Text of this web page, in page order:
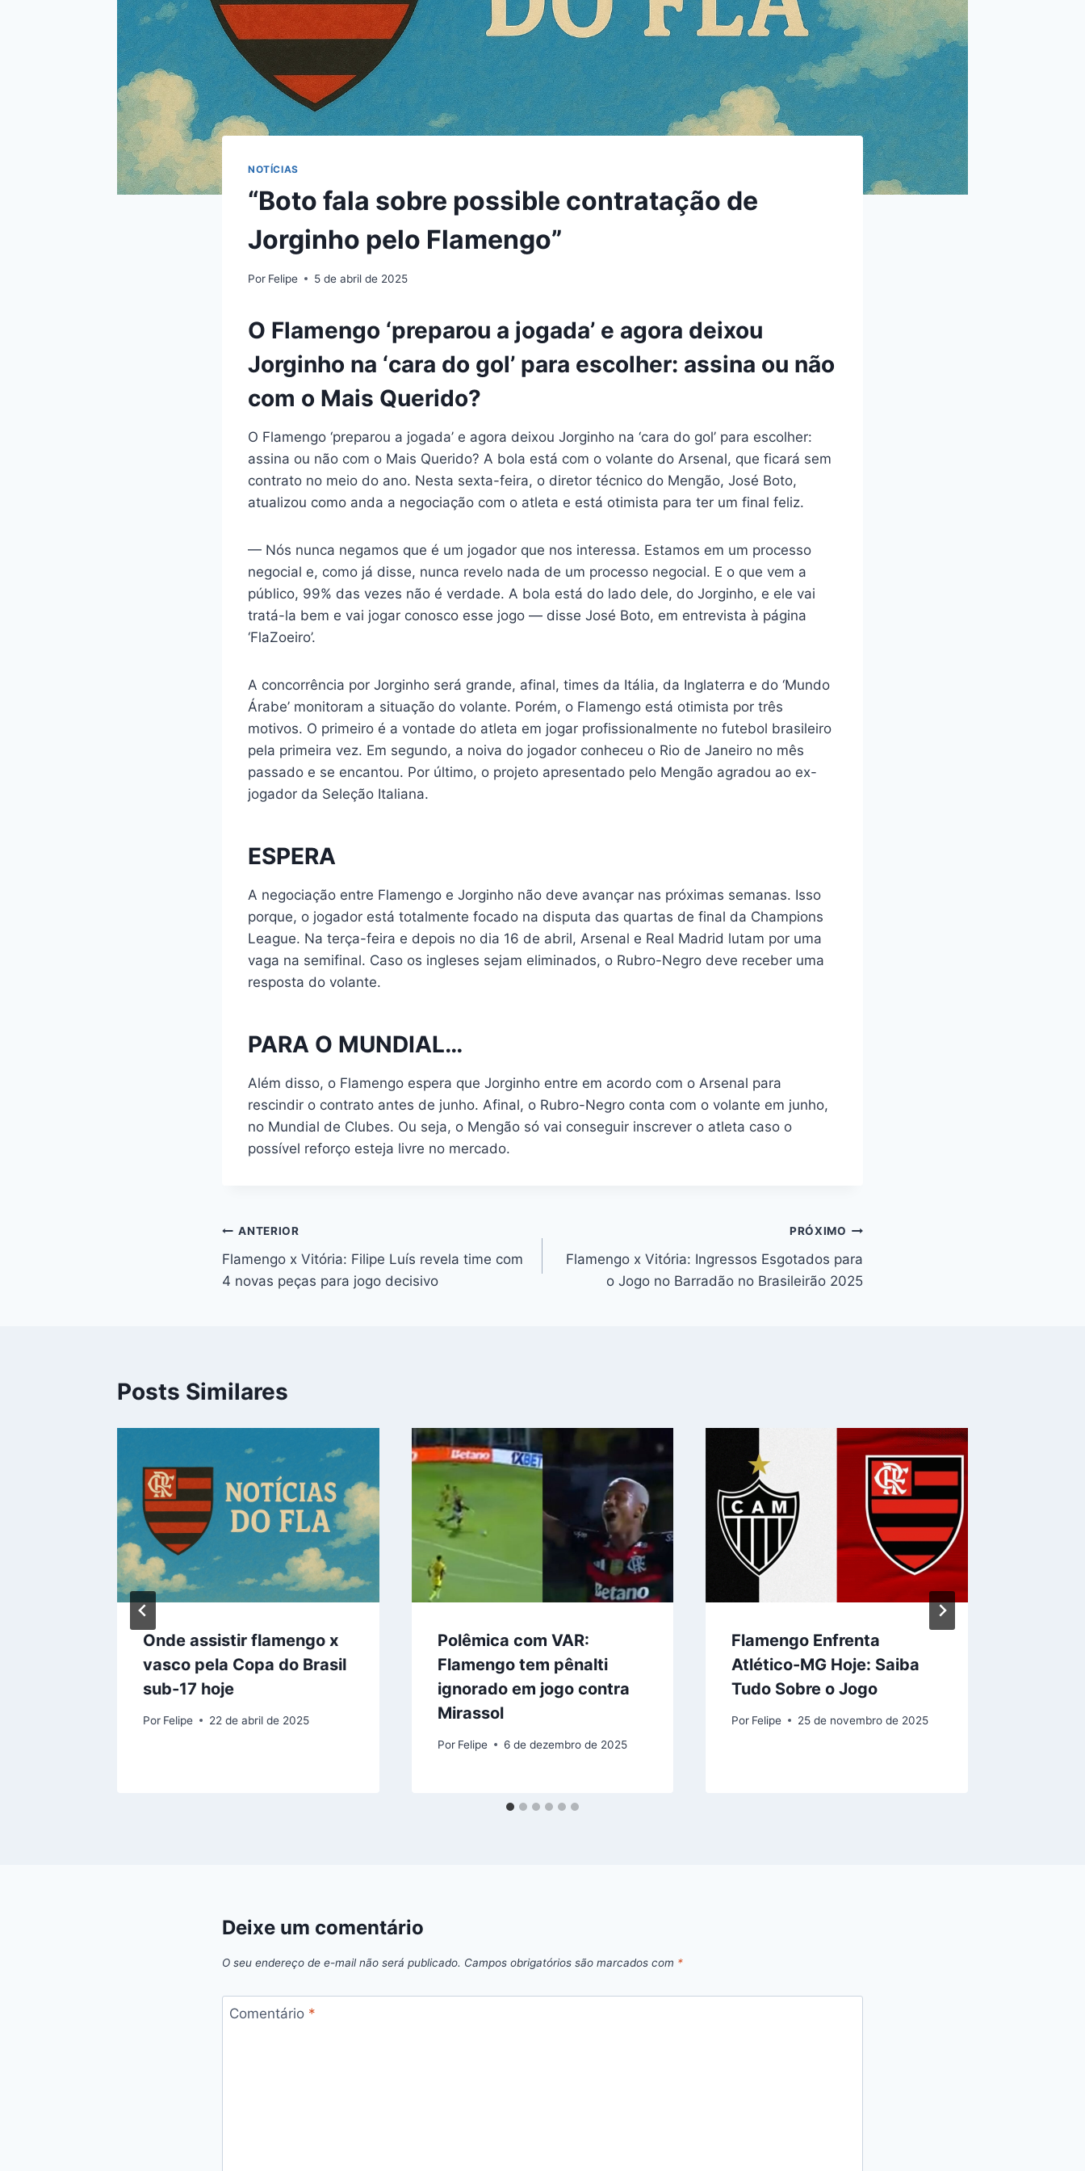
NOTÍCIAS
“Boto fala sobre possible contratação de
Jorginho pelo Flamengo”
Por Felipe 5 de abril de 2025
O Flamengo ‘preparou a jogada’ e agora deixou
Jorginho na ‘cara do gol’ para escolher: assina ou não
com o Mais Querido?
O Flamengo ‘preparou a jogada’ e agora deixou Jorginho na ‘cara do gol’ para escolher:
assina ou não com o Mais Querido? A bola está com o volante do Arsenal, que ficará sem
contrato no meio do ano. Nesta sexta-feira, o diretor técnico do Mengão, José Boto,
atualizou como anda a negociação com o atleta e está otimista para ter um final feliz.
— Nós nunca negamos que é um jogador que nos interessa. Estamos em um processo
negocial e, como já disse, nunca revelo nada de um processo negocial. E o que vem a
público, 99% das vezes não é verdade. A bola está do lado dele, do Jorginho, e ele vai
tratá-la bem e vai jogar conosco esse jogo — disse José Boto, em entrevista à página
‘FlaZoeiro’.
A concorrência por Jorginho será grande, afinal, times da Itália, da Inglaterra e do ‘Mundo
Árabe’ monitoram a situação do volante. Porém, o Flamengo está otimista por três
motivos. O primeiro é a vontade do atleta em jogar profissionalmente no futebol brasileiro
pela primeira vez. Em segundo, a noiva do jogador conheceu o Rio de Janeiro no mês
passado e se encantou. Por último, o projeto apresentado pelo Mengão agradou ao ex-
jogador da Seleção Italiana.
ESPERA
A negociação entre Flamengo e Jorginho não deve avançar nas próximas semanas. Isso
porque, o jogador está totalmente focado na disputa das quartas de final da Champions
League. Na terça-feira e depois no dia 16 de abril, Arsenal e Real Madrid lutam por uma
vaga na semifinal. Caso os ingleses sejam eliminados, o Rubro-Negro deve receber uma
resposta do volante.
PARA O MUNDIAL…
Além disso, o Flamengo espera que Jorginho entre em acordo com o Arsenal para
rescindir o contrato antes de junho. Afinal, o Rubro-Negro conta com o volante em junho,
no Mundial de Clubes. Ou seja, o Mengão só vai conseguir inscrever o atleta caso o
possível reforço esteja livre no mercado.
Navegação
de
ANTERIOR
Flamengo x Vitória: Filipe Luís revela time com
4 novas peças para jogo decisivo
PRÓXIMO
Flamengo x Vitória: Ingressos Esgotados para
o Jogo no Barradão no Brasileirão 2025
Posts Similares
Onde assistir flamengo x
vasco pela Copa do Brasil
sub-17 hoje
Por Felipe 22 de abril de 2025
Polêmica com VAR:
Flamengo tem pênalti
ignorado em jogo contra
Mirassol
Por Felipe 6 de dezembro de 2025
Flamengo Enfrenta
Atlético-MG Hoje: Saiba
Tudo Sobre o Jogo
Por Felipe 25 de novembro de 2025
Deixe um comentário
O seu endereço de e-mail não será publicado. Campos obrigatórios são marcados com *
Comentário *